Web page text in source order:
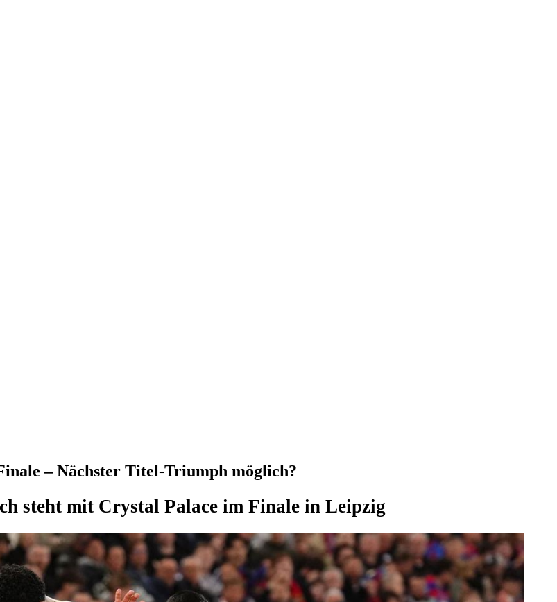
– Nächster Titel-Triumph möglich?
steht mit Crystal Palace im Finale in Leipzig